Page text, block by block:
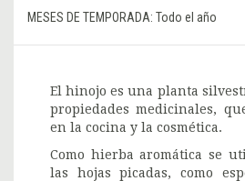
MESES DE TEMPORADA: Todo el año
El hinojo es una planta
propiedades medicinales,
en la cocina y la cosmética.
Como hierba aromática se
las hojas picadas, como